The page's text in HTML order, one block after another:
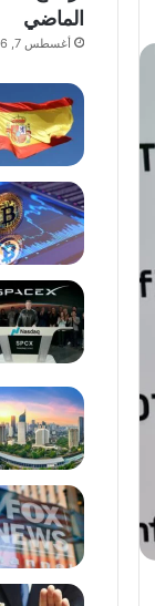
الماضي
أغسطس 7, 2026